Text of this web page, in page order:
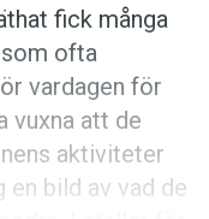
fick många
ofta
vardagen för
vuxna att de
aktiviteter
bild av vad de